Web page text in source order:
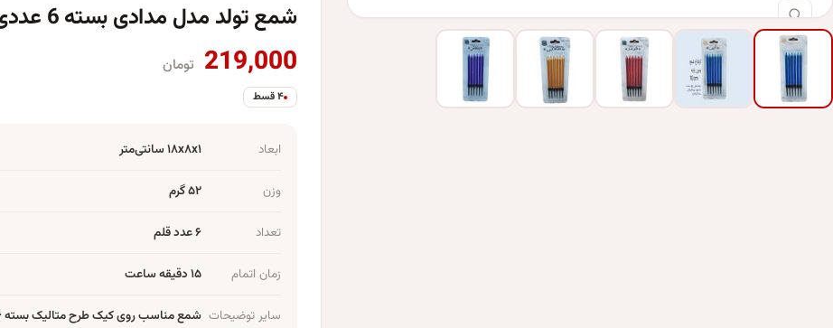
شمع تولد مدل مدادی بسته 6 عددی
219,000 تومان
۴ قسط
ابعاد ۱۸x۸x۱ سانتی‌متر
وزن ۵۲ گرم
تعداد ۶ عدد قلم
زمان اتمام ۱۵ دقیقه ساعت
سایر توضیحات شمع مناسب روی کیک طرح متالیک بسته ۶ تایی کیفیت خوب